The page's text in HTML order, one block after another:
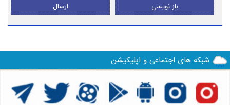
ارسال باز نویسی
شبکه های اجتماعی و اپلیکیشن